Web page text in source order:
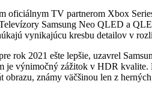
oficiálnym TV partnerom Xbox
Samsung Neo QLED a
vynikajúcu kresbu detailov v
rok 2021 ešte lepšie, uzavrel
je výnimočný zážitok v HDR kvalite.
známy väčšinou len z